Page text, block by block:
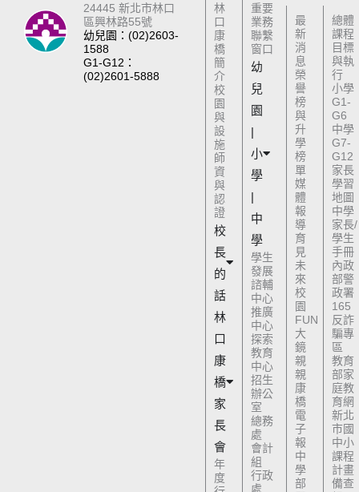
24445 新北市林口
區興林路55號
幼兒園：(02)2603-
1588
G1-G12：
(02)2601-5888
林
口
康
橋
簡
介
校
園
與
設
施
師
資
與
認
證
校
長
的
話
林
口
康
橋
家
長
會
年
度
重要
業務
聯繫
窗口
幼
兒
園
|
小
學
|
中
學
學生
發展
諮輔
中心
推廣
中心
探索
教育
中心
招生
辦公
室
總務
處
會計
組
行政
處
最
新
消
息
榮
譽
榜
與
升
學
榜
單
媒
體
報
導
育
見
未
來
校
園
FUN
大
鏡
親
親
康
橋
電
子
報
中
學
部
總體
課程
目標
與執
行
小學
G1-
G6
中學
G7-
G12
家長
學習
地圖
中學
家長/
學生
手冊
內政
部警
政署
165
反詐
騙專
區
教育
部家
庭教
育網
新北
市國
中小
課程
計畫
備查